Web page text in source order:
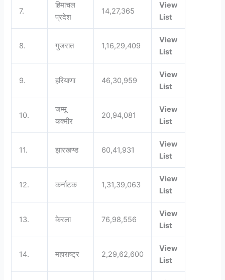
7.
हिमाचल
प्रदेश
14,27,365
View
List
8. गुजरात 1,16,29,409
View
List
9. हरियाणा 46,30,959
View
List
10.
जम्मू
कश्मीर
20,94,081
View
List
11. झारखण्ड 60,41,931
View
List
12. कर्नाटक 1,31,39,063
View
List
13. केरला 76,98,556
View
List
14. महाराष्ट्र 2,29,62,600
View
List